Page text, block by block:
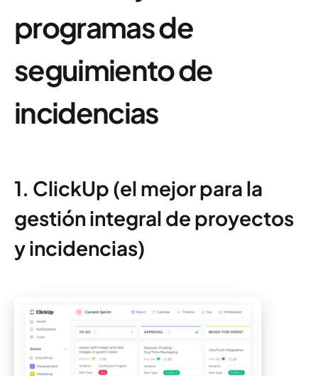
programas de
seguimiento de
incidencias
1. ClickUp (el mejor para la
gestión integral de proyectos
y incidencias)